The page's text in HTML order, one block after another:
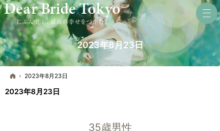
2023年8月23日
ホーム
2023年8月23日
2023年8月23日
35歳男性